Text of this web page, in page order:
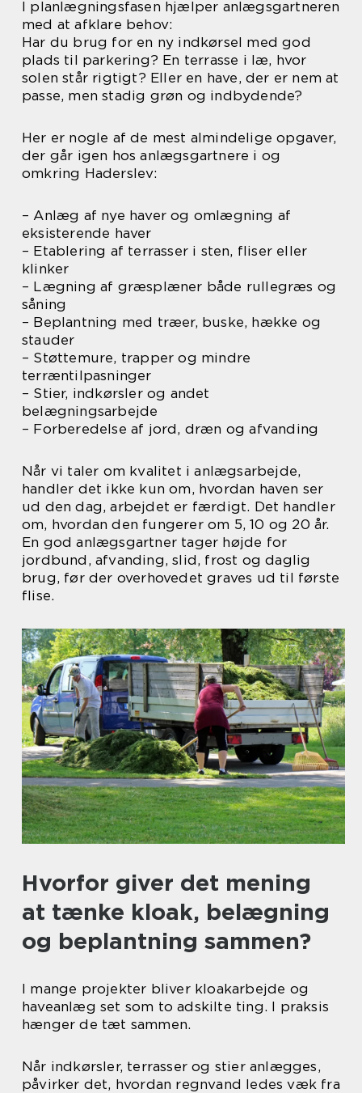
I planlægningsfasen hjælper anlægsgartneren
med at afklare behov:
Har du brug for en ny indkørsel med god
plads til parkering? En terrasse i læ, hvor
solen står rigtigt? Eller en have, der er nem at
passe, men stadig grøn og indbydende?
Her er nogle af de mest almindelige opgaver,
der går igen hos anlægsgartnere i og
omkring Haderslev:
– Anlæg af nye haver og omlægning af
eksisterende haver
– Etablering af terrasser i sten, fliser eller
klinker
– Lægning af græsplæner både rullegræs og
såning
– Beplantning med træer, buske, hække og
stauder
– Støttemure, trapper og mindre
terræntilpasninger
– Stier, indkørsler og andet
belægningsarbejde
– Forberedelse af jord, dræn og afvanding
Når vi taler om kvalitet i anlægsarbejde,
handler det ikke kun om, hvordan haven ser
ud den dag, arbejdet er færdigt. Det handler
om, hvordan den fungerer om 5, 10 og 20 år.
En god anlægsgartner tager højde for
jordbund, afvanding, slid, frost og daglig
brug, før der overhovedet graves ud til første
flise.
Hvorfor giver det mening
at tænke kloak, belægning
og beplantning sammen?
I mange projekter bliver kloakarbejde og
haveanlæg set som to adskilte ting. I praksis
hænger de tæt sammen.
Når indkørsler, terrasser og stier anlægges,
påvirker det, hvordan regnvand ledes væk fra